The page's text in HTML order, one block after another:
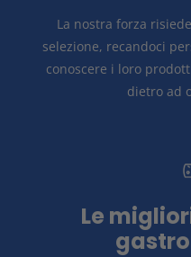
La nostra forza
selezione, recandoci
conoscere i loro
dietro ad
Le